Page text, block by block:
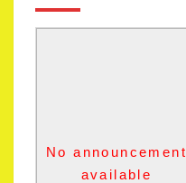
No announcement
available